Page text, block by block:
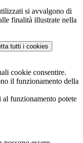
si avvalgono di
finalità illustrate nella
tutti i cookies
cookie consentire.
il funzionamento della
al funzionamento potete